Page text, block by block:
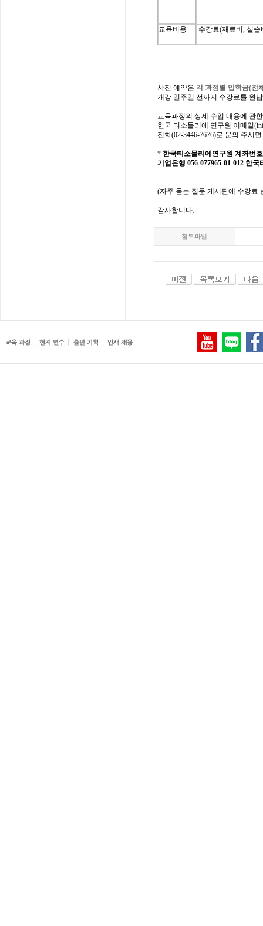
교육비용 수강료(재료비, 실습
사전 예약은 각 과정별 입학금(전
개강 일주일 전까지 수강료를 완
교육과정의 상세 수업 내용에 관한
한국 티소믈리에 연구원 이메일(
전화(02-3446-7676)로 문의 주시면
* 한국티소믈리에연구원 계좌번호
기업은행 056-077965-01-012 한국
(자주 묻는 질문 게시판에 수강료
감사합니다.
첨부파일